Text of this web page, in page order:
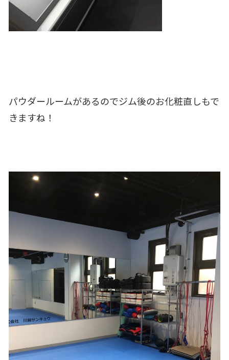
パウダールームがあるのでジム後のお化粧直しもで
きますね！